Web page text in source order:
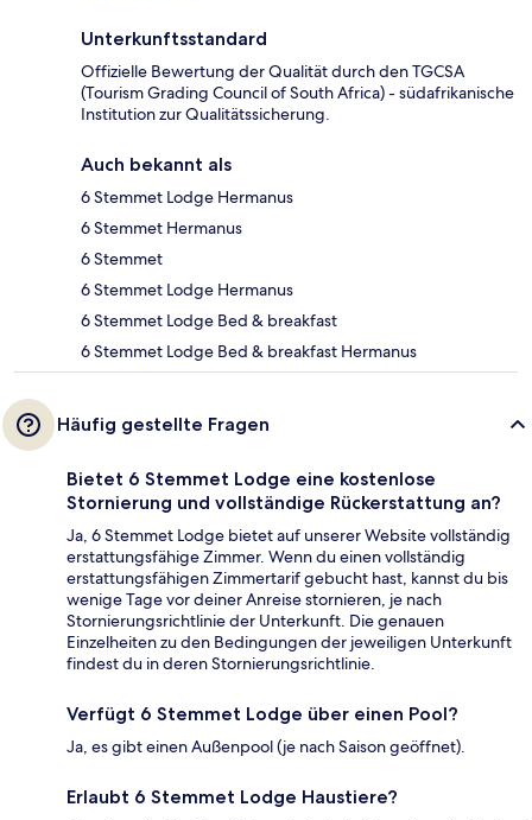
Unterkunftsstandard
Offizielle Bewertung der Qualität durch den TGCSA
(Tourism Grading Council of South Africa) - südafrikanische
Institution zur Qualitätssicherung.
Auch bekannt als
6 Stemmet Lodge Hermanus
6 Stemmet Hermanus
6 Stemmet
6 Stemmet Lodge Hermanus
6 Stemmet Lodge Bed & breakfast
6 Stemmet Lodge Bed & breakfast Hermanus
Häufig gestellte Fragen
Bietet 6 Stemmet Lodge eine kostenlose
Stornierung und vollständige Rückerstattung an?
Ja, 6 Stemmet Lodge bietet auf unserer Website vollständig
erstattungsfähige Zimmer. Wenn du einen vollständig
erstattungsfähigen Zimmertarif gebucht hast, kannst du bis
wenige Tage vor deiner Anreise stornieren, je nach
Stornierungsrichtlinie der Unterkunft. Die genauen
Einzelheiten zu den Bedingungen der jeweiligen Unterkunft
findest du in deren Stornierungsrichtlinie.
Verfügt 6 Stemmet Lodge über einen Pool?
Ja, es gibt einen Außenpool (je nach Saison geöffnet).
Erlaubt 6 Stemmet Lodge Haustiere?